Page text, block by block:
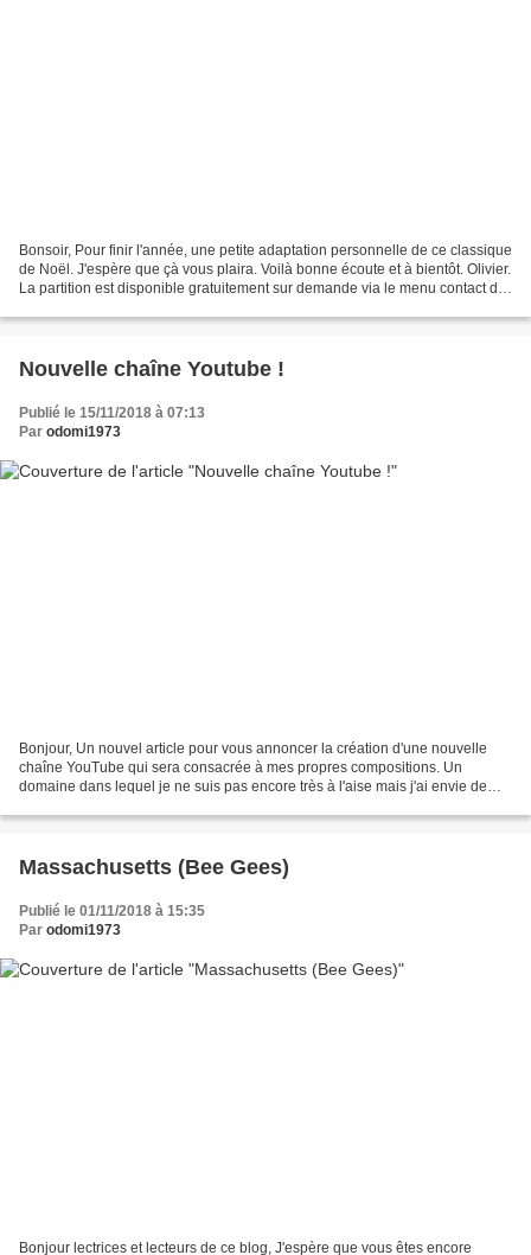
Bonsoir, Pour finir l'année, une petite adaptation personnelle de ce classique
de Noël. J'espère que çà vous plaira. Voilà bonne écoute et à bientôt. Olivier.
La partition est disponible gratuitement sur demande via le menu contact du
Nouvelle chaîne Youtube !
Publié le 15/11/2018 à 07:13
Par odomi1973
Bonjour, Un nouvel article pour vous annoncer la création d'une nouvelle
chaîne YouTube qui sera consacrée à mes propres compositions. Un
domaine dans lequel je ne suis pas encore très à l'aise mais j'ai envie de
Massachusetts (Bee Gees)
Publié le 01/11/2018 à 15:35
Par odomi1973
Bonjour lectrices et lecteurs de ce blog, J'espère que vous êtes encore